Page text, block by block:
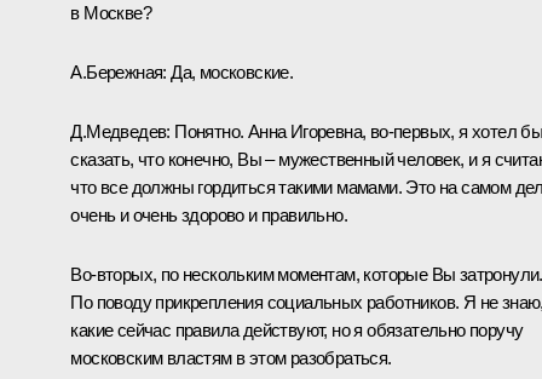
в Москве?
А.Бережная: Да, московские.
Д.Медведев: Понятно. Анна Игоревна, во‑первых, я хотел
сказать, что конечно, Вы – мужественный человек, и я
что все должны гордиться такими мамами. Это на самом
очень и очень здорово и правильно.
Во‑вторых, по нескольким моментам, которые Вы затронули.
По поводу прикрепления социальных работников. Я не
какие сейчас правила действуют, но я обязательно поручу
московским властям в этом разобраться.